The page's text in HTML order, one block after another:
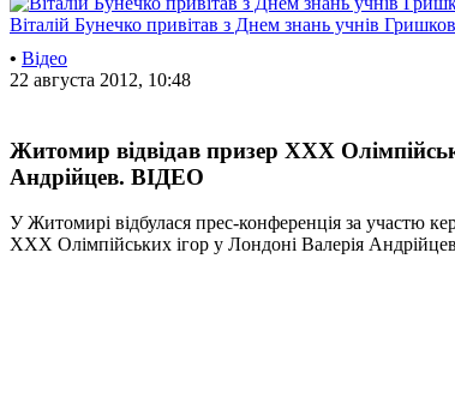
Віталій Бунечко привітав з Днем знань учнів
• Відео
22 августа 2012, 10:48
Житомир відвідав призер ХХХ
Андрійцев. ВІДЕО
У Житомирі відбулася прес-конференція за участю
ХХХ Олімпійських ігор у Лондоні Валерія